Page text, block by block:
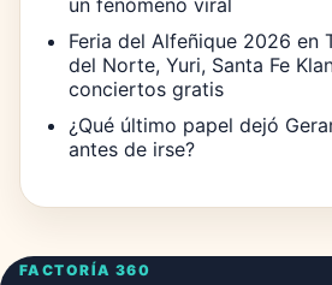
Feria del Alfeñique 2026 en
del Norte, Yuri, Santa Fe
conciertos gratis
¿Qué último papel dejó
antes de irse?
FACTORÍA 360